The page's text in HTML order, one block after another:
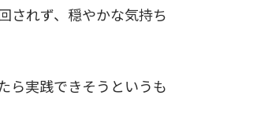
されず、穏やかな気持ち
ら実践できそうというも